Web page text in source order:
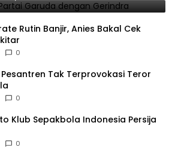
Rutin Banjir, Anies Bakal Cek
0
Pesantren Tak Terprovokasi Teror
0
Klub Sepakbola Indonesia Persija
0